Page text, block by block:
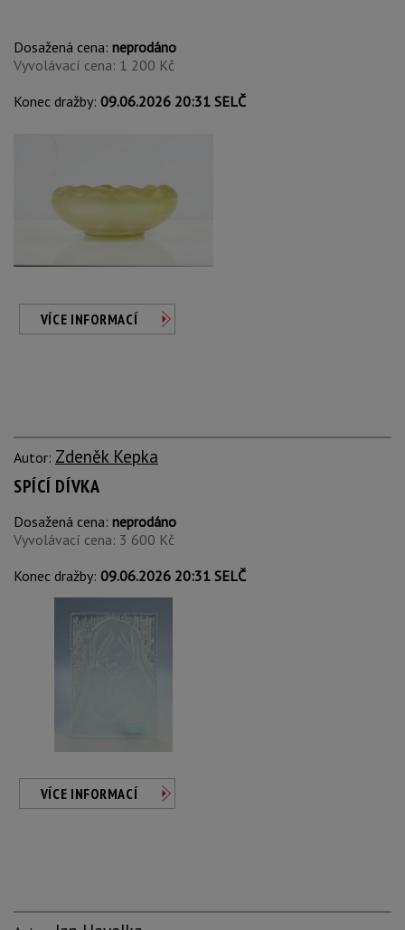
Dosažená cena: neprodáno
Vyvolávací cena: 1 200 Kč
Konec dražby: 09.06.2026 20:31 SELČ
VÍCE INFORMACÍ
Autor: Zdeněk Kepka
SPÍCÍ DÍVKA
Dosažená cena: neprodáno
Vyvolávací cena: 3 600 Kč
Konec dražby: 09.06.2026 20:31 SELČ
VÍCE INFORMACÍ